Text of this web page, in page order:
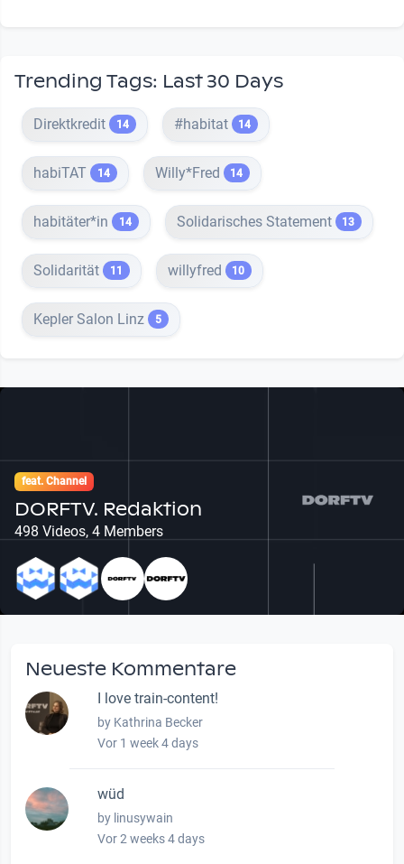
Trending Tags: Last 30 Days
Direktkredit 14 #habitat 14
habiTAT 14 Willy*Fred 14
habitäter*in 14 Solidarisches Statement 13
Solidarität 11 willyfred 10
Kepler Salon Linz 5
feat. Channel
DORFTV. Redaktion
498 Videos, 4 Members
Neueste Kommentare
I love train-content!
by Kathrina Becker
Vor 1 week 4 days
wüd
by linusywain
Vor 2 weeks 4 days